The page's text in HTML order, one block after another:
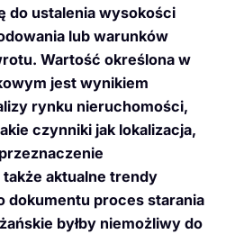
do ustalenia wysokości
lub warunków
Wartość określona w
jest wynikiem
rynku nieruchomości,
czynniki jak lokalizacja,
aktualne trendy
dokumentu proces starania
byłby niemożliwy do